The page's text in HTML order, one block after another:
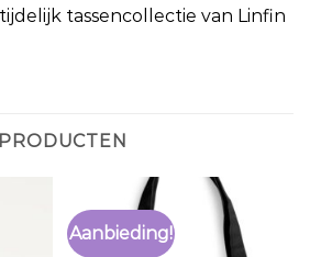
tassencollectie van Linfin
Aanbieding!